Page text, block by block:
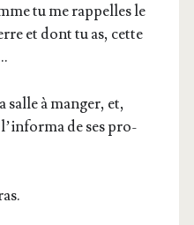
tu me rap­pelles le
et dont tu as, cette
salle à man­ger, et,
de ses pro­